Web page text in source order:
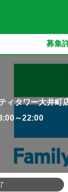
募集
ィタワー大井町
～22:00